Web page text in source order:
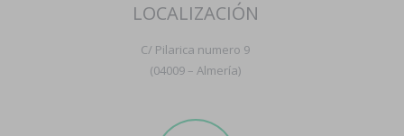
LOCALIZACIÓN
C/ Pilarica numero 9
(04009 – Almería)